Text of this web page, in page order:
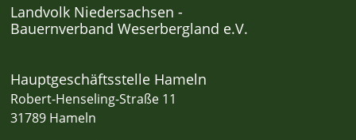
Landvolk Niedersachsen -
Bauernverband Weserbergland e.V.
Hauptgeschäftsstelle Hameln
Robert-Henseling-Straße 11
31789 Hameln